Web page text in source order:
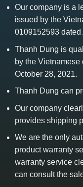
Our company is a
issued by the
0109152593 dated
Thanh Dung is
by the Vietnamese
October 28, 2021.
Thanh Dung can
Our company
provides shipping
We are the only
product warranty
warranty service
can consult the